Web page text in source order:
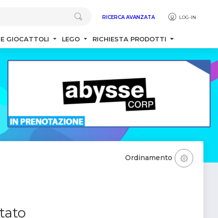
RICERCA AVANZATA LOG-IN
GIOCATTOLI LEGO RICHIESTA PRODOTTI
Ordinamento